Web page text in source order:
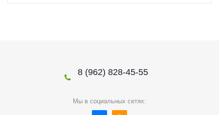
8 (962) 828-45-55
Мы в социальных сетях: